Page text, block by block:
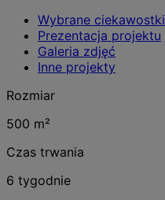
Wybrane ciekawostki
Prezentacja projektu
Galeria zdjęć
Inne projekty
Rozmiar
500 m²
Czas trwania
6 tygodnie